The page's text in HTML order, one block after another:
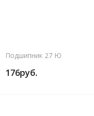
Подшипник 27 Ю
176руб.